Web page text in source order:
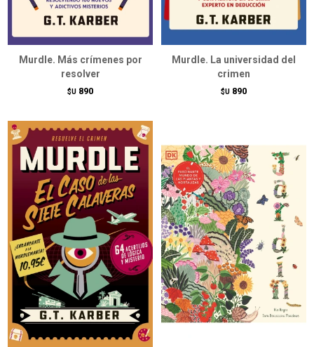
Murdle. Más crímenes por
resolver
$U 890
Murdle. La universidad del
crimen
$U 890